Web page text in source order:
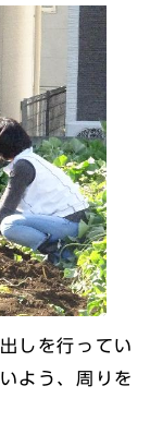
しを行ってい
よう、周りを